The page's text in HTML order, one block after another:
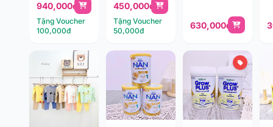
940,000đ
Tặng Voucher
100,000đ
450,000đ
Tặng Voucher
50,000đ
630,000đ